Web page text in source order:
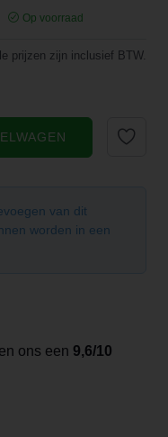
Op voorraad
prijzen zijn inclusief BTW.
van dit
worden in een
ons een 9,6/10